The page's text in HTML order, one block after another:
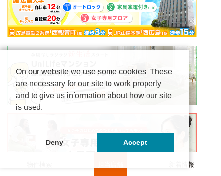
新着情報
On our website we use some cookies. These
are necessary for our site to work properly
and to give us information about how our site
is used.
Deny Accept